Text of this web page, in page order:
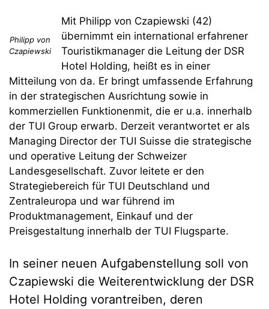
Philipp von
Czapiewski
Mit Philipp von Czapiewski (42)
übernimmt ein international erfahrener
Touristikmanager die Leitung der DSR
Hotel Holding, heißt es in einer
Mitteilung von da. Er bringt umfassende Erfahrung
in der strategischen Ausrichtung sowie in
kommerziellen Funktionenmit, die er u.a. innerhalb
der TUI Group erwarb. Derzeit verantwortet er als
Managing Director der TUI Suisse die strategische
und operative Leitung der Schweizer
Landesgesellschaft. Zuvor leitete er den
Strategiebereich für TUI Deutschland und
Zentraleuropa und war führend im
Produktmanagement, Einkauf und der
Preisgestaltung innerhalb der TUI Flugsparte.
In seiner neuen Aufgabenstellung soll von
Czapiewski die Weiterentwicklung der DSR
Hotel Holding vorantreiben, deren